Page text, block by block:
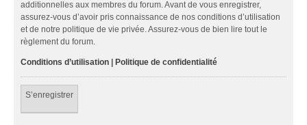
additionnelles aux membres du forum. Avant de vous enregistrer,
assurez-vous d’avoir pris connaissance de nos conditions d’utilisation
et de notre politique de vie privée. Assurez-vous de bien lire tout le
règlement du forum.
Conditions d’utilisation | Politique de confidentialité
S’enregistrer